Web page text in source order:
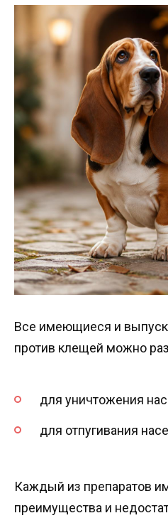
Все имеющиеся и
против клещей можно
для уничтожения
для отпугивания
Каждый из препаратов
преимущества и